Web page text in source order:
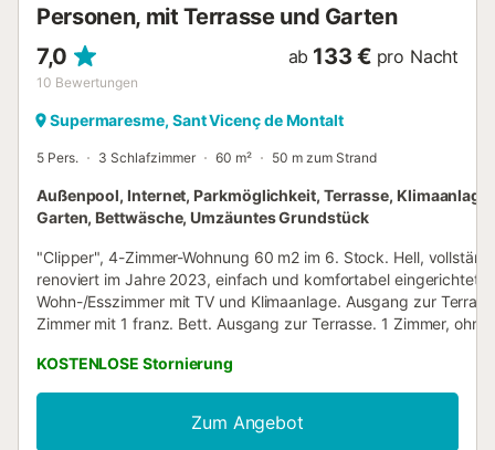
Personen, mit Terrasse und Garten
7,0
10 Bewertungen
ab 133 € pro Nacht
Supermaresme, Sant Vicenç de Montalt
5 Pers. 3 Schlafzimmer 60 m² 50 m zum Strand
Außenpool, Internet, Parkmöglichkeit, Terrasse, Klimaanlage,
Garten, Bettwäsche, Umzäuntes Grundstück
"Clipper", 4-Zimmer-Wohnung 60 m2 im 6. Stock. Hell,
renoviert im Jahre 2023, einfach und komfortabel eingerichtet:
Wohn-/Esszimmer mit TV und Klimaanlage. Ausgang zur
Zimmer mit 1 franz. Bett. Ausgang zur Terrasse. 1 Zimmer, ohne
Kochplatten, Backofen, Mikrowelle, Tiefkühler). Dusche/WC.
Terrasse 6 m2. Terrassenmöbel. Panoramasicht auf das Meer.
Verfügung: Waschmaschine, Bügeleisen, Babybett bis 2 Jahre
Internet (WLAN, gratis). Parkplatz Nr. 61 (überdacht). Geeignet
KOSTENLOSE Stornierung
Zum Angebot